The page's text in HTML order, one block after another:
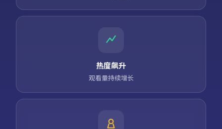
热度飙升
观看量持续增长